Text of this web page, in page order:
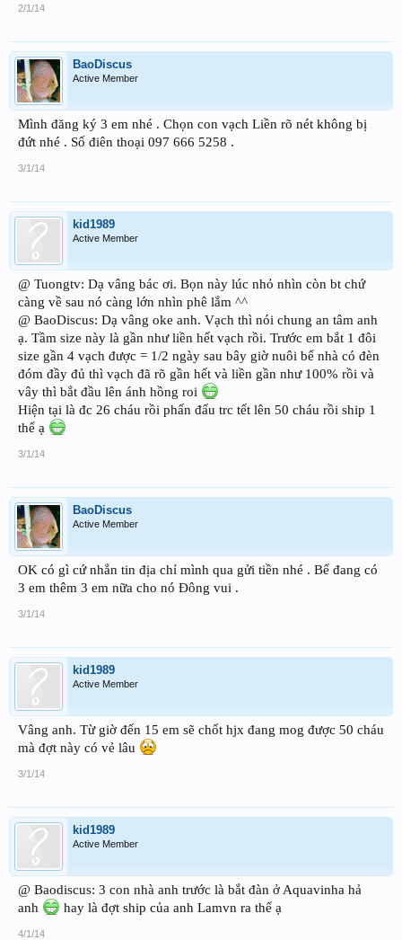
2/1/14
BaoDiscus
Active Member
Mình đăng ký 3 em nhé . Chọn con vạch Liền rõ nét không bị
đứt nhé . Số điên thoại 097 666 5258 .
3/1/14
kid1989
Active Member
@ Tuongtv: Dạ vâng bác ơi. Bọn này lúc nhỏ nhìn còn bt chứ
càng về sau nó càng lớn nhìn phê lắm ^^
@ BaoDiscus: Dạ vâng oke anh. Vạch thì nói chung an tâm anh
ạ. Tầm size này là gần như liền hết vạch rồi. Trước em bắt 1 đôi
size gần 4 vạch được = 1/2 ngày sau bây giờ nuôi bể nhà có đèn
đóm đầy đủ thì vạch đã rõ gần hết và liền gần như 100% rồi và
vây thì bắt đầu lên ánh hồng roi
Hiện tại là đc 26 cháu rồi phấn đấu trc tết lên 50 cháu rồi ship 1
thể ạ
3/1/14
BaoDiscus
Active Member
OK có gì cứ nhắn tin địa chỉ mình qua gửi tiền nhé . Bể đang có
3 em thêm 3 em nữa cho nó Đông vui .
3/1/14
kid1989
Active Member
Vâng anh. Từ giờ đến 15 em sẽ chốt hjx đang mog được 50 cháu
mà đợt này có vẻ lâu
3/1/14
kid1989
Active Member
@ Baodiscus: 3 con nhà anh trước là bắt đàn ở Aquavinha hả
anh
hay là đợt ship của anh Lamvn ra thế ạ
4/1/14